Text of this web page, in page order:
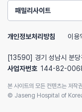
패밀리사이트
개인정보처리방침 이용
[13590] 경기 성남시 분당
사업자번호 144-82-
본 사이트의 모든 컨텐츠는 저작
© Jaseng Hospital of